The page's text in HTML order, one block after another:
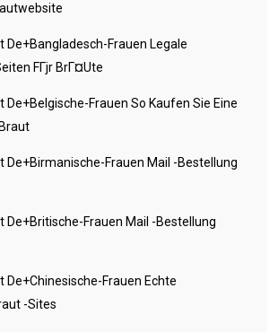
De+bangladesch-Frauen Legale
FГјr BrГ¤ute
Frauen So Kaufen Sie Eine
De+birmanische-Frauen Mail -Bestellung
De+britische-Frauen Mail -Bestellung
De+chinesische-Frauen Echte
-Sites